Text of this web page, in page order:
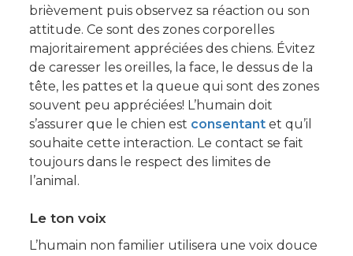
brièvement puis observez sa réaction ou son
attitude. Ce sont des zones corporelles
majoritairement appréciées des chiens. Évitez
de caresser les oreilles, la face, le dessus de la
tête, les pattes et la queue qui sont des zones
souvent peu appréciées! L’humain doit
s’assurer que le chien est consentant et qu’il
souhaite cette interaction. Le contact se fait
toujours dans le respect des limites de
l’animal.
Le ton voix
L’humain non familier utilisera une voix douce